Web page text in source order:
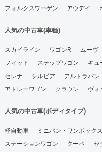
フォルクスワーゲン
アウデイ
人気の中古車(車種)
スカイライン ワゴンR ムーヴ
フィット
ステップワゴン キュ
セレナ
シルビア アルトラパン
アトレーワゴン
クラウン ヴォ
人気の中古車(ボディタイプ)
軽自動車 ミニバン・ワンボックス
ステーションワゴン
クーペ セ